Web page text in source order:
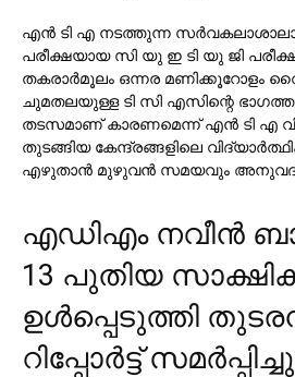
എന്‍ ടി എ നടത്തുന്ന
പരീക്ഷയായ സി യു ഇ ടി യു ജി
തകരാര്‍മൂലം ഒന്നര മണിക്കൂറോളം
ചുമതലയുള്ള ടി സി എസിന്റെ
തടസമാണ് കാരണമെന്ന് എന്‍ ടി എ
തുടങ്ങിയ കേന്ദ്രങ്ങളിലെ
എഴുതാന്‍ മുഴുവന്‍ സമയവും
എഡിഎം നവീന്‍
13 പുതിയ
ഉള്‍പ്പെടുത്തി
റിപ്പോര്‍ട്ട് സമര്‍പ്പിച്ചു